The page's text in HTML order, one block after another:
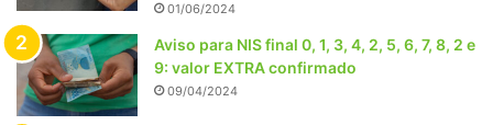
01/06/2024
Aviso para NIS final 0, 1, 3, 4, 2, 5, 6, 7, 8, 2 e
9: valor EXTRA confirmado
09/04/2024